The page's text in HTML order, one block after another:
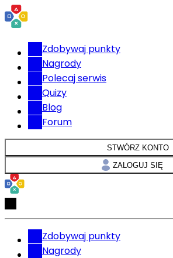
Zdobywaj punkty
Nagrody
Polecaj serwis
Quizy
Blog
Forum
STWÓRZ KONTO
ZALOGUJ SIĘ
Zdobywaj punkty
Nagrody